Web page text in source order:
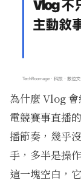
為什麼 Vlog
電競賽事直播
播節奏，幾乎
手，多半是操
這一塊空白，